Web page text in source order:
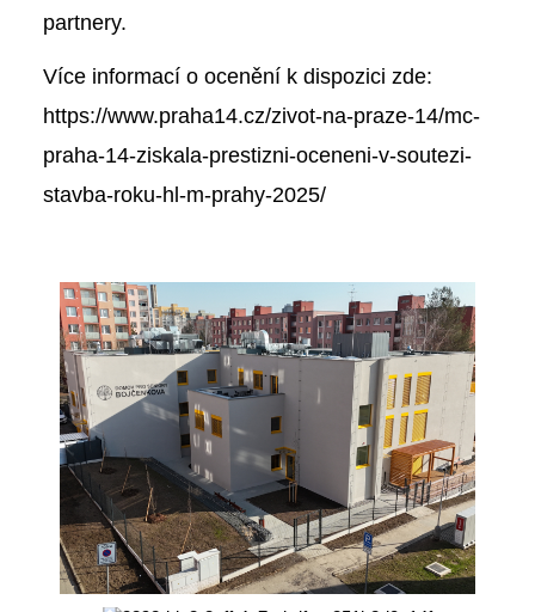
partnery.
Více informací o ocenění k dispozici zde:
https://www.praha14.cz/zivot-na-praze-14/mc-
praha-14-ziskala-prestizni-oceneni-v-soutezi-
stavba-roku-hl-m-prahy-2025/